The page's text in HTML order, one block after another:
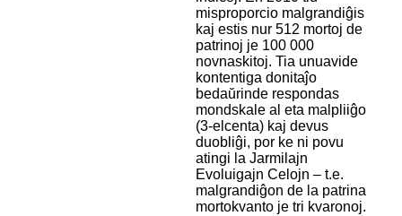
misproporcio malgrandiĝis
kaj estis nur 512 mortoj de
patrinoj je 100 000
novnaskitoj. Tia unuavide
kontentiga donitaĵo
bedaŭrinde respondas
mondskale al eta malpliiĝo
(3-elcenta) kaj devus
duobliĝi, por ke ni povu
atingi la Jarmilajn
Evoluigajn Celojn – t.e.
malgrandiĝon de la patrina
mortokvanto je tri kvaronoj.